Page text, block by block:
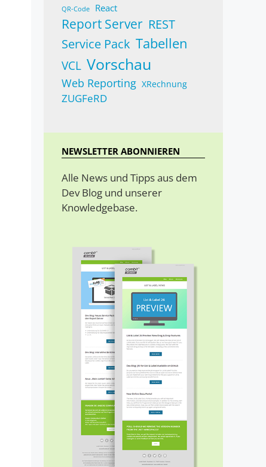
QR-Code React
Report Server REST
Service Pack Tabellen
VCL Vorschau
Web Reporting XRechnung
ZUGFeRD
NEWSLETTER ABONNIEREN
Alle News und Tipps aus dem
Dev Blog und unserer
Knowledgebase.